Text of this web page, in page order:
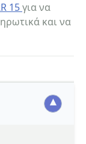
15για να
και να